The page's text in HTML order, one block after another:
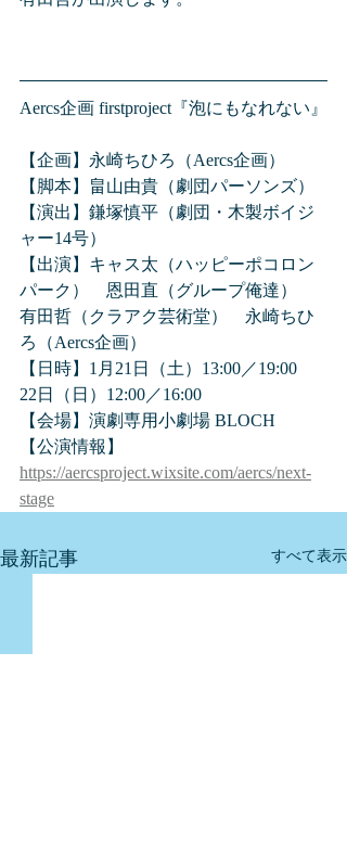
Aercs企画 firstproject『泡にもなれない』
【企画】永崎ちひろ（Aercs企画）
【脚本】畠山由貴（劇団パーソンズ）
【演出】鎌塚慎平（劇団・木製ボイジ
ャー14号）
【出演】キャス太（ハッピーポコロン
パーク）　恩田直（グループ俺達）
有田哲（クラアク芸術堂）　永崎ちひ
ろ（Aercs企画）
【日時】1月21日（土）13:00／19:00
22日（日）12:00／16:00
【会場】演劇専用小劇場 BLOCH
【公演情報】
https://aercsproject.wixsite.com/aercs/next-
stage
最新記事 すべて表示